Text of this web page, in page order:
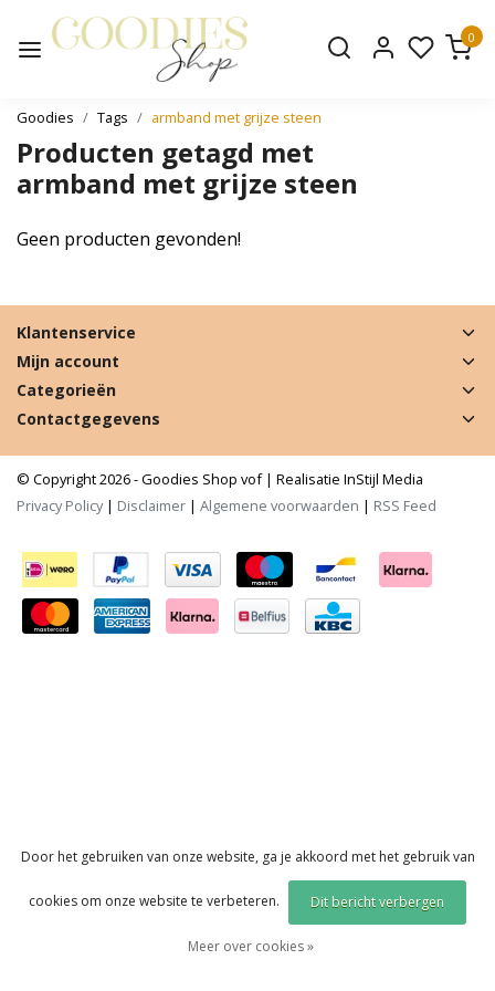
0
Goodies Tags armband met grijze steen
Producten getagd met
armband met grijze steen
Geen producten gevonden!
Klantenservice
Mijn account
Categorieën
Contactgegevens
© Copyright 2026 - Goodies Shop vof | Realisatie InStijl Media
Privacy Policy| Disclaimer | Algemene voorwaarden | RSS Feed
Door het gebruiken van onze website, ga je akkoord met het gebruik van
cookies om onze website te verbeteren. Dit bericht verbergen
Meer over cookies »